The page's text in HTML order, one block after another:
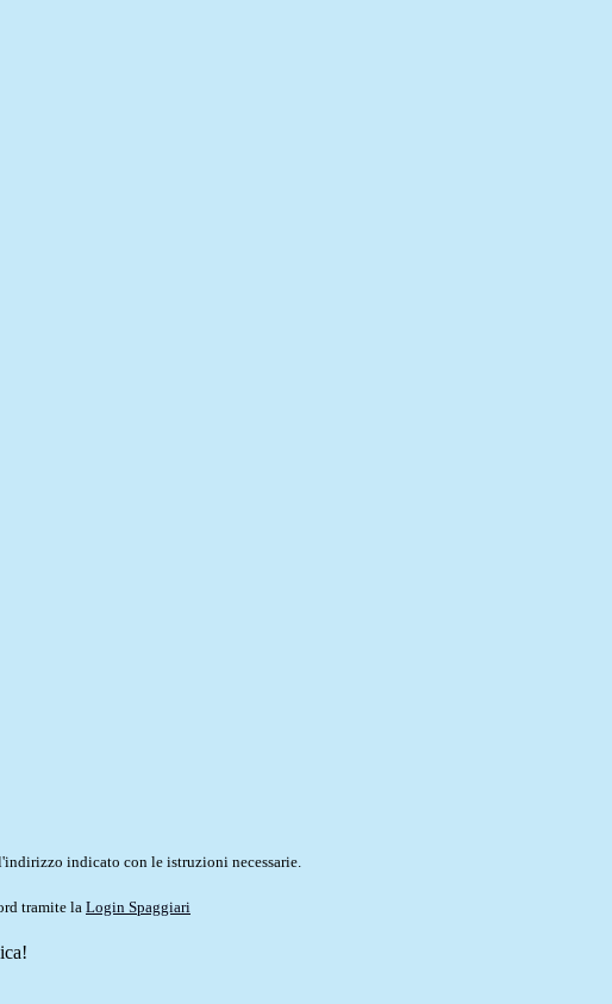
indicato con le istruzioni necessarie.
tramite la Login Spaggiari